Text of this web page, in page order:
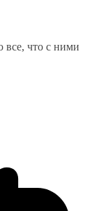
что с ними